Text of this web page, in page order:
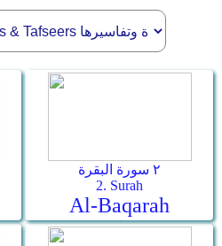
٢ سورة البقرة
2. Surah
Al-Baqarah